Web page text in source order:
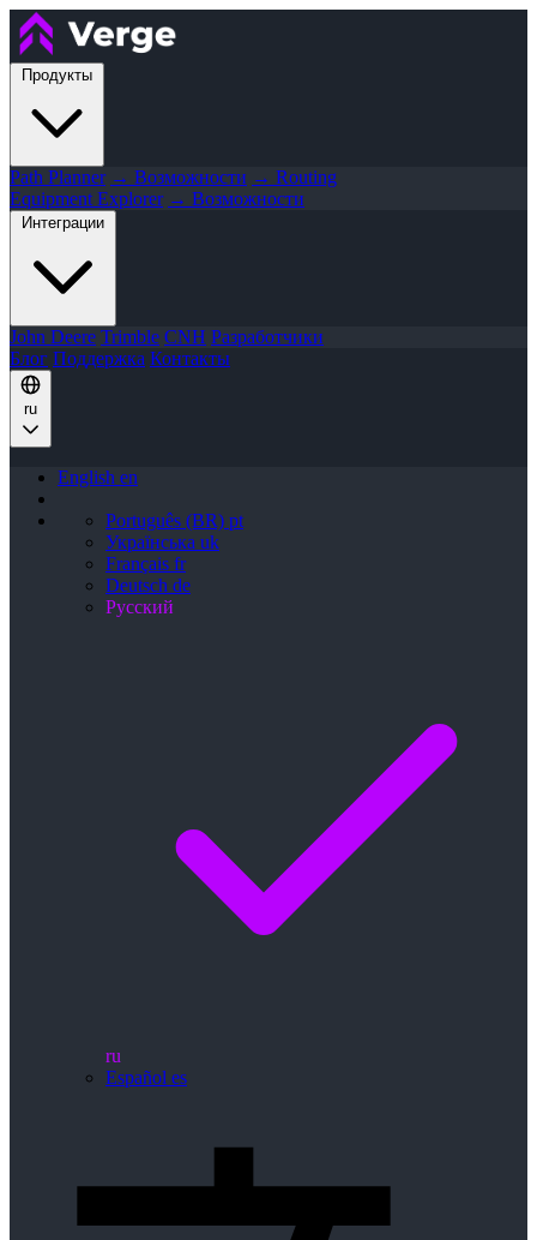
Продукты
Path Planner → Возможности → Routing
Equipment Explorer → Возможности
Интеграции
John Deere Trimble CNH Разработчики
Блог Поддержка Контакты
ru
English en
Português (BR) pt
Українська uk
Français fr
Deutsch de
Русский
ru
Español es